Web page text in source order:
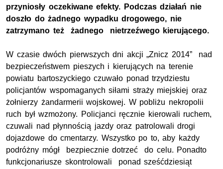
przyniosły oczekiwane efekty. Podczas działań nie
doszło do żadnego wypadku drogowego, nie
zatrzymano też żadnego nietrzeźwego kierującego.
W czasie dwóch pierwszych dni akcji „Znicz 2014” nad
bezpieczeństwem pieszych i kierujących na terenie
powiatu bartoszyckiego czuwało ponad trzydziestu
policjantów wspomaganych siłami straży miejskiej oraz
żołnierzy żandarmerii wojskowej. W pobliżu nekropolii
ruch był wzmożony. Policjanci ręcznie kierowali ruchem,
czuwali nad płynnością jazdy oraz patrolowali drogi
dojazdowe do cmentarzy. Wszystko po to, aby każdy
podróżny mógł bezpiecznie dotrzeć do celu. Ponadto
funkcjonariusze skontrolowali ponad sześćdziesiąt